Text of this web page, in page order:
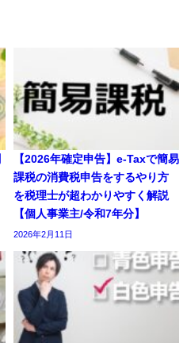
【2026年確定申告】e-Taxで簡易
課税の消費税申告をするやり方
を税理士が超わかりやすく解説
【個人事業主/令和7年分】
2026年2月11日